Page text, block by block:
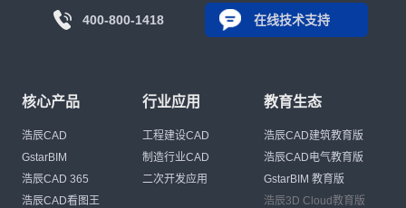
400-800-1418 在线技术支持
核心产品
浩辰CAD
GstarBIM
浩辰CAD 365
浩辰CAD看图王
行业应用
工程建设CAD
制造行业CAD
二次开发应用
教育生态
浩辰CAD建筑教育版
浩辰CAD电气教育版
GstarBIM 教育版
浩辰3D Cloud教育版